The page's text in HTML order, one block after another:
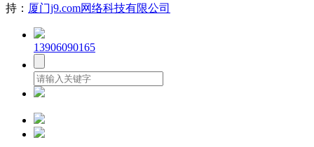
持： 厦门j9.com网络科技有限公司
13906090165